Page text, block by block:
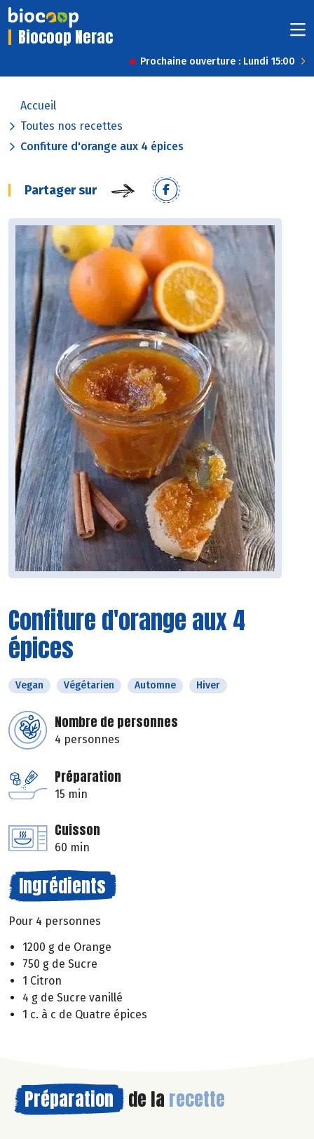
Biocoop Nerac
Prochaine ouverture : Lundi 15:00
Accueil
Toutes nos recettes
Confiture d'orange aux 4 épices
Partager sur
Confiture d'orange aux 4
épices
Vegan Végétarien Automne Hiver
Nombre de personnes
4 personnes
Préparation
15 min
Cuisson
60 min
Ingrédients
Pour 4 personnes
1200 g de Orange
750 g de Sucre
1 Citron
4 g de Sucre vanillé
1 c. à c de Quatre épices
Préparation de la recette